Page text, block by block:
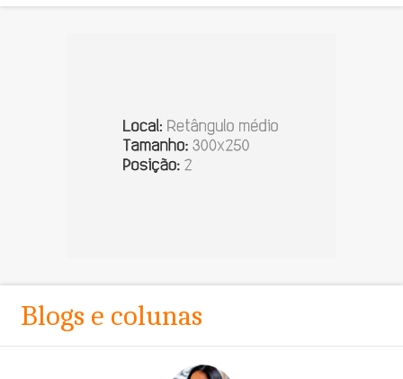
Blogs e colunas